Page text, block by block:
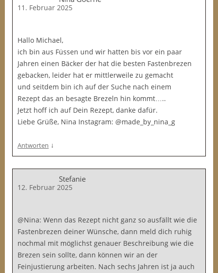
11. Februar 2025
Hallo Michael,
ich bin aus Füssen und wir hatten bis vor ein paar
Jahren einen Bäcker der hat die besten Fastenbrezen
gebacken, leider hat er mittlerweile zu gemacht
und seitdem bin ich auf der Suche nach einem
Rezept das an besagte Brezeln hin kommt…..
Jetzt hoff ich auf Dein Rezept, danke dafür.
Liebe Grüße, Nina Instagram: @made_by_nina_g
Antworten ↓
Stefanie
12. Februar 2025
@Nina: Wenn das Rezept nicht ganz so ausfällt wie die
Fastenbrezen deiner Wünsche, dann meld dich ruhig
nochmal mit möglichst genauer Beschreibung wie die
Brezen sein sollte, dann können wir an der
Feinjustierung arbeiten. Nach sechs Jahren ist ja auch